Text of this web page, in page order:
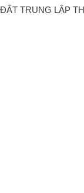
TRUNG LẬP